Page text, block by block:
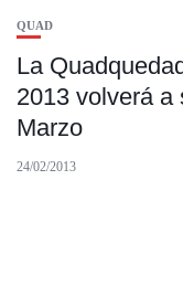
QUAD
La
2013 volverá a
Marzo
24/02/2013